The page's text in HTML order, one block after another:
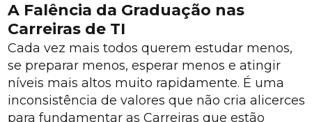
A Falência da Graduação nas
Carreiras de TI
Cada vez mais todos querem estudar menos,
se preparar menos, esperar menos e atingir
níveis mais altos muito rapidamente. É uma
inconsistência de valores que não cria alicerces
para fundamentar as Carreiras que estão